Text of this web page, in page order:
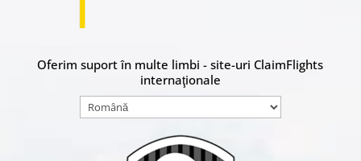
Oferim suport în multe limbi - site-uri ClaimFlights
internaţionale
Alege
o